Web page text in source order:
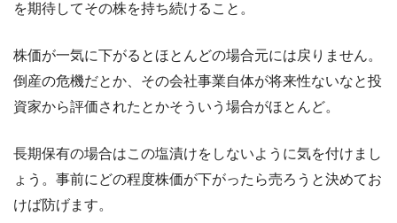
を期待してその株を持ち続けること。
株価が一気に下がるとほとんどの場合元には戻りません。
倒産の危機だとか、その会社事業自体が将来性ないなと投
資家から評価されたとかそういう場合がほとんど。
長期保有の場合はこの塩漬けをしないように気を付けまし
ょう。事前にどの程度株価が下がったら売ろうと決めてお
けば防げます。